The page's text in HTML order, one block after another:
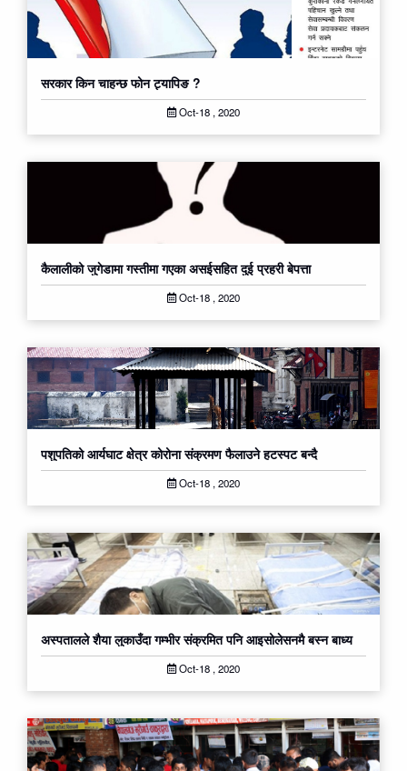
सरकार किन चाहन्छ फोन ट्यापिङ ?
Oct-18 , 2020
कैलालीको जुगेडामा गस्तीमा गएका असईसहित दुई प्रहरी बेपत्ता
Oct-18 , 2020
पशुपतिको आर्यघाट क्षेत्र कोरोना संक्रमण फैलाउने हटस्पट बन्दै
Oct-18 , 2020
अस्पतालले शैया लुकाउँदा गम्भीर संक्रमित पनि आइसोलेसनमै बस्न बाध्य
Oct-18 , 2020